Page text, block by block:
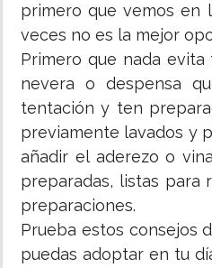
primero que vemos en
veces no es la mejor
Primero que nada
nevera o despensa
tentación y ten
previamente lavados y
añadir el aderezo o
preparadas, listas para
preparaciones.
Prueba estos consejos
puedas adoptar en tu